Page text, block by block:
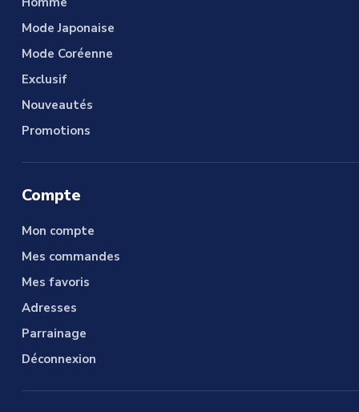
Mode Japonaise
Mode Coréenne
Exclusif
Nouveautés
Promotions
Compte
Mon compte
Mes commandes
Mes favoris
Adresses
Parrainage
Déconnexion